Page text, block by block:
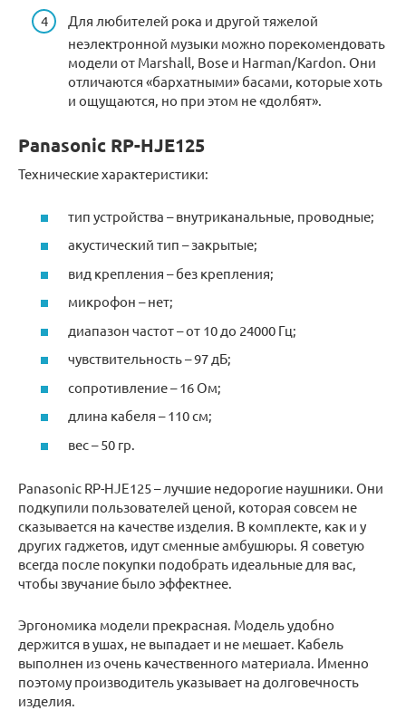
Для любителей рока и другой тяжелой
неэлектронной музыки можно порекомендовать
модели от Marshall, Bose и Harman/Kardon. Они
отличаются «бархатными» басами, которые хоть
и ощущаются, но при этом не «долбят».
Panasonic RP-HJE125
Технические характеристики:
тип устройства – внутриканальные, проводные;
акустический тип – закрытые;
вид крепления – без крепления;
микрофон – нет;
диапазон частот – от 10 до 24000 Гц;
чувствительность – 97 дБ;
сопротивление – 16 Ом;
длина кабеля – 110 см;
вес – 50 гр.
Panasonic RP-HJE125 – лучшие недорогие наушники. Они
подкупили пользователей ценой, которая совсем не
сказывается на качестве изделия. В комплекте, как и у
других гаджетов, идут сменные амбушюры. Я советую
всегда после покупки подобрать идеальные для вас,
чтобы звучание было эффектнее.
Эргономика модели прекрасная. Модель удобно
держится в ушах, не выпадает и не мешает. Кабель
выполнен из очень качественного материала. Именно
поэтому производитель указывает на долговечность
изделия.